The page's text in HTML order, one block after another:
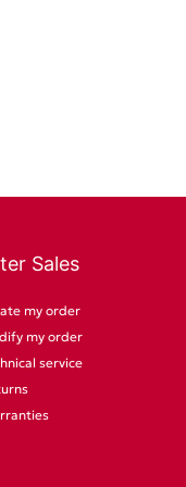
Sales
my order
my order
service